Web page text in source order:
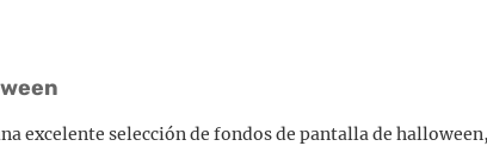
excelente selección de fondos de pantalla de